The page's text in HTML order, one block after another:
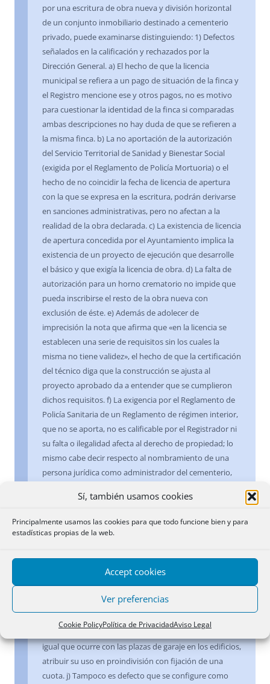
Sí, también usamos cookies
Principalmente usamos las cookies para que todo funcione bien y para
estadísticas propias de la web.
Accept cookies
Ver preferencias
Cookie PolicyPolítica de PrivacidadAviso Legal
por una escritura de obra nueva y división horizontal
de un conjunto inmobiliario destinado a cementerio
privado, puede examinarse distinguiendo: 1) Defectos
señalados en la calificación y rechazados por la
Dirección General. a) El hecho de que la licencia
municipal se refiera a un pago de situación de la finca y
el Registro mencione ese y otros pagos, no es motivo
para cuestionar la identidad de la finca si comparadas
ambas descripciones no hay duda de que se refieren a
la misma finca. b) La no aportación de la autorización
del Servicio Territorial de Sanidad y Bienestar Social
(exigida por el Reglamento de Policía Mortuoria) o el
hecho de no coincidir la fecha de licencia de apertura
con la que se expresa en la escritura, podrán derivarse
en sanciones administrativas, pero no afectan a la
realidad de la obra declarada. c) La existencia de licencia
de apertura concedida por el Ayuntamiento implica la
existencia de un proyecto de ejecución que desarrolle
el básico y que exigía la licencia de obra. d) La falta de
autorización para un horno crematorio no impide que
pueda inscribirse el resto de la obra nueva con
exclusión de éste. e) Además de adolecer de
imprecisión la nota que afirma que «en la licencia se
establecen una serie de requisitos sin los cuales la
misma no tiene validez», el hecho de que la certificación
del técnico diga que la construcción se ajusta al
proyecto aprobado da a entender que se cumplieron
dichos requisitos. f) La exigencia por el Reglamento de
Policía Sanitaria de un Reglamento de régimen interior,
que no se aporta, no es calificable por el Registrador ni
su falta o ilegalidad afecta al derecho de propiedad; lo
mismo cabe decir respecto al nombramiento de una
persona jurídica como administrador del cementerio,
del Reglamento del Registro Mercantil. g) El defecto que
comunidad carece de trascendencia, puesto que dicho
autorización para la instalación de un depósito de
combustible, exigida por la licencia de apertura, será
necesaria para su funcionamiento, pero no para su
construcción, que es lo fiscalizable por el Registrador. i)
régimen de división horizontal, sino que es posible,
igual que ocurre con las plazas de garaje en los edificios,
atribuir su uso en proindivisión con fijación de una
cuota. j) Tampoco es defecto que se configure como